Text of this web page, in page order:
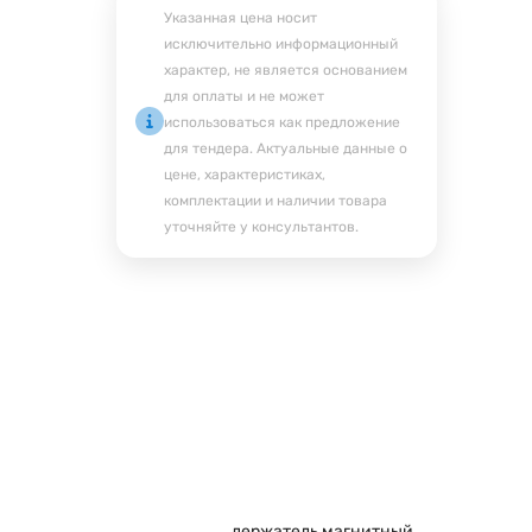
Указанная цена носит
исключительно информационный
характер, не является основанием
для оплаты и не может
использоваться как предложение
для тендера. Актуальные данные о
цене, характеристиках,
комплектации и наличии товара
уточняйте у консультантов.